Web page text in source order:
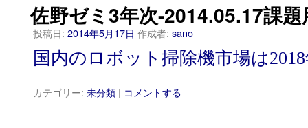
佐野ゼミ3年次-2014.05.17課
投稿日: 2014年5月17日 作成者: sano
国内のロボット掃除機市場は
カテゴリー: 未分類 | コメントする